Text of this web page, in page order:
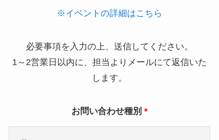
※イベントの詳細はこちら
必要事項を入力の上、送信してください。
1～2営業日以内に、担当よりメールにて返信いた
します。
お問い合わせ種別 *